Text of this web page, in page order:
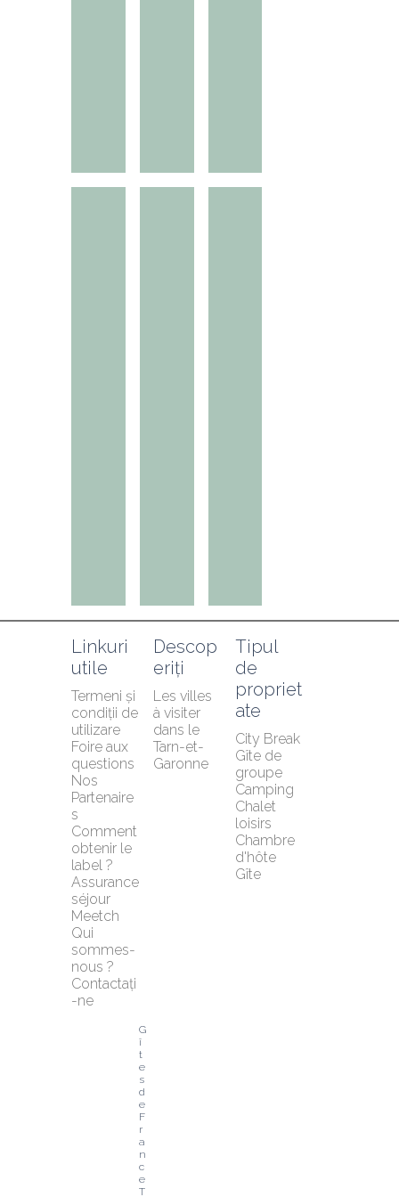
Linkuri
utile
Termeni și
condiții de
utilizare
Foire aux
questions
Nos
Partenaire
s
Comment
obtenir le
label ?
Assurance
séjour
Meetch
Qui
sommes-
nous ?
Contactați
-ne
Descop
eriți
Les villes
à visiter
dans le
Tarn-et-
Garonne
Tipul
de
propriet
ate
City Break
Gîte de
groupe
Camping
Chalet
loisirs
Chambre
d'hôte
Gîte
G
î
t
e
s
d
e
F
r
a
n
c
e
T